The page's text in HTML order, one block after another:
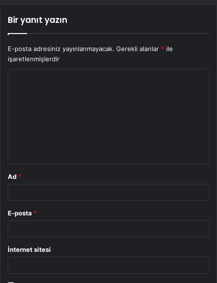
Bir yanıt yazın
E-posta adresiniz yayınlanmayacak. Gerekli alanlar * ile
işaretlenmişlerdir
Ad *
E-posta *
İnternet sitesi